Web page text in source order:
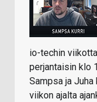
io-techin
perjantaisin klo
Sampsa ja
viikon ajalta